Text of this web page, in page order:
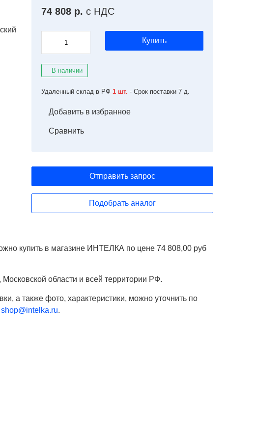
74 808 р. с НДС
Купить
В наличии
Удаленный склад в РФ 1 шт. - Срок поставки 7 д.
Добавить в избранное
Сравнить
Отправить запрос
Подобрать аналог
купить в магазине ИНТЕЛКА по цене 74 808,00 руб
области и всей территории РФ.
а также фото, характеристики, можно уточнить по
shop@intelka.ru.